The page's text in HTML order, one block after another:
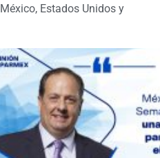
México, Estados Unidos y